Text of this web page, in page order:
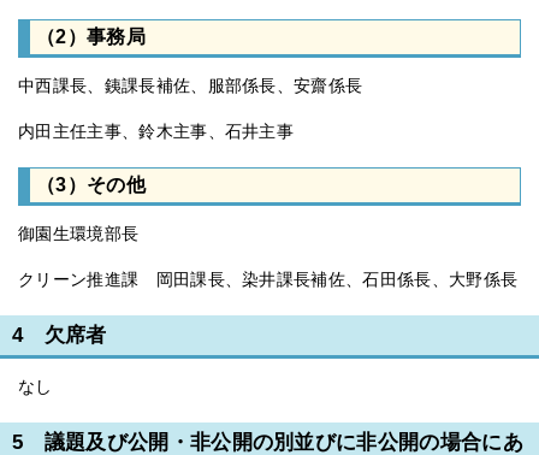
（2）事務局
中西課長、銕課長補佐、服部係長、安齋係長
内田主任主事、鈴木主事、石井主事
（3）その他
御園生環境部長
クリーン推進課 岡田課長、染井課長補佐、石田係長、大野係長
4 欠席者
なし
5 議題及び公開・非公開の別並びに非公開の場合にあ